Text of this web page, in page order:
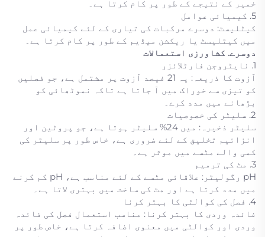
خمیر کے نتیجے کے طور پر کام کرتا ہے۔
5. کیمیائی عوامل
کیٹلیسٹ: دوسرے مرکبات کی تیاری کے لئے کیمیائی عمل
میں کیٹلیسٹ یا ریکشن میڈیم کے طور پر کام کرتا ہے۔
دوسرے. کشاورزی استعمالات
1. نایٹروجن فارٹلائزر
آزوت کا ذریعہ: یہ 21 فیصد آزوت پر مشتمل ہے، جو فصلیں
کو تیزی سے خوراک میں آ جاتا ہے تاکہ نموٹھائی کو
بڑھانے میں مدد کرے۔
2. سلیٹر کی خصوصیات
سلیٹر ذخیرہ: میں 24% سلیٹر ہوتا ہے، جو پروٹین اور
انزائیم تخلیق کے لئے ضروری ہے، خاص طور پر سلیٹر کی
کمی والے مٹسے میں موثر ہے۔
3. مٹ کی ترمیم
pH رگولیٹر: علاقائی مٹسے کے لئے مناسب ہے، pH کم کرنے
میں مدد کرتا ہے اور مٹ کی ساخت میں بہتری لاتا ہے۔
4. فصل کی کوالٹی کا بہتر کرنا
فائدہ وردی کا بہتر کرنا: مناسب استعمال فصل کی فائدہ
وردی اور کوالٹی میں معنوی اضافہ کرتا ہے، خاص طور پر